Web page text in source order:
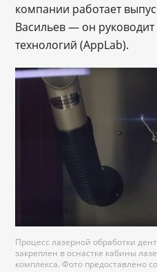
компании работает
Васильев — он
технологий (AppLab).
Процесс лазерной обработки
закреплен в оснастке кабины
комплекса. Фото предоставлено